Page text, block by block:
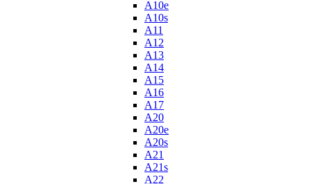
A10e
A10s
A11
A12
A13
A14
A15
A16
A17
A20
A20e
A20s
A21
A21s
A22